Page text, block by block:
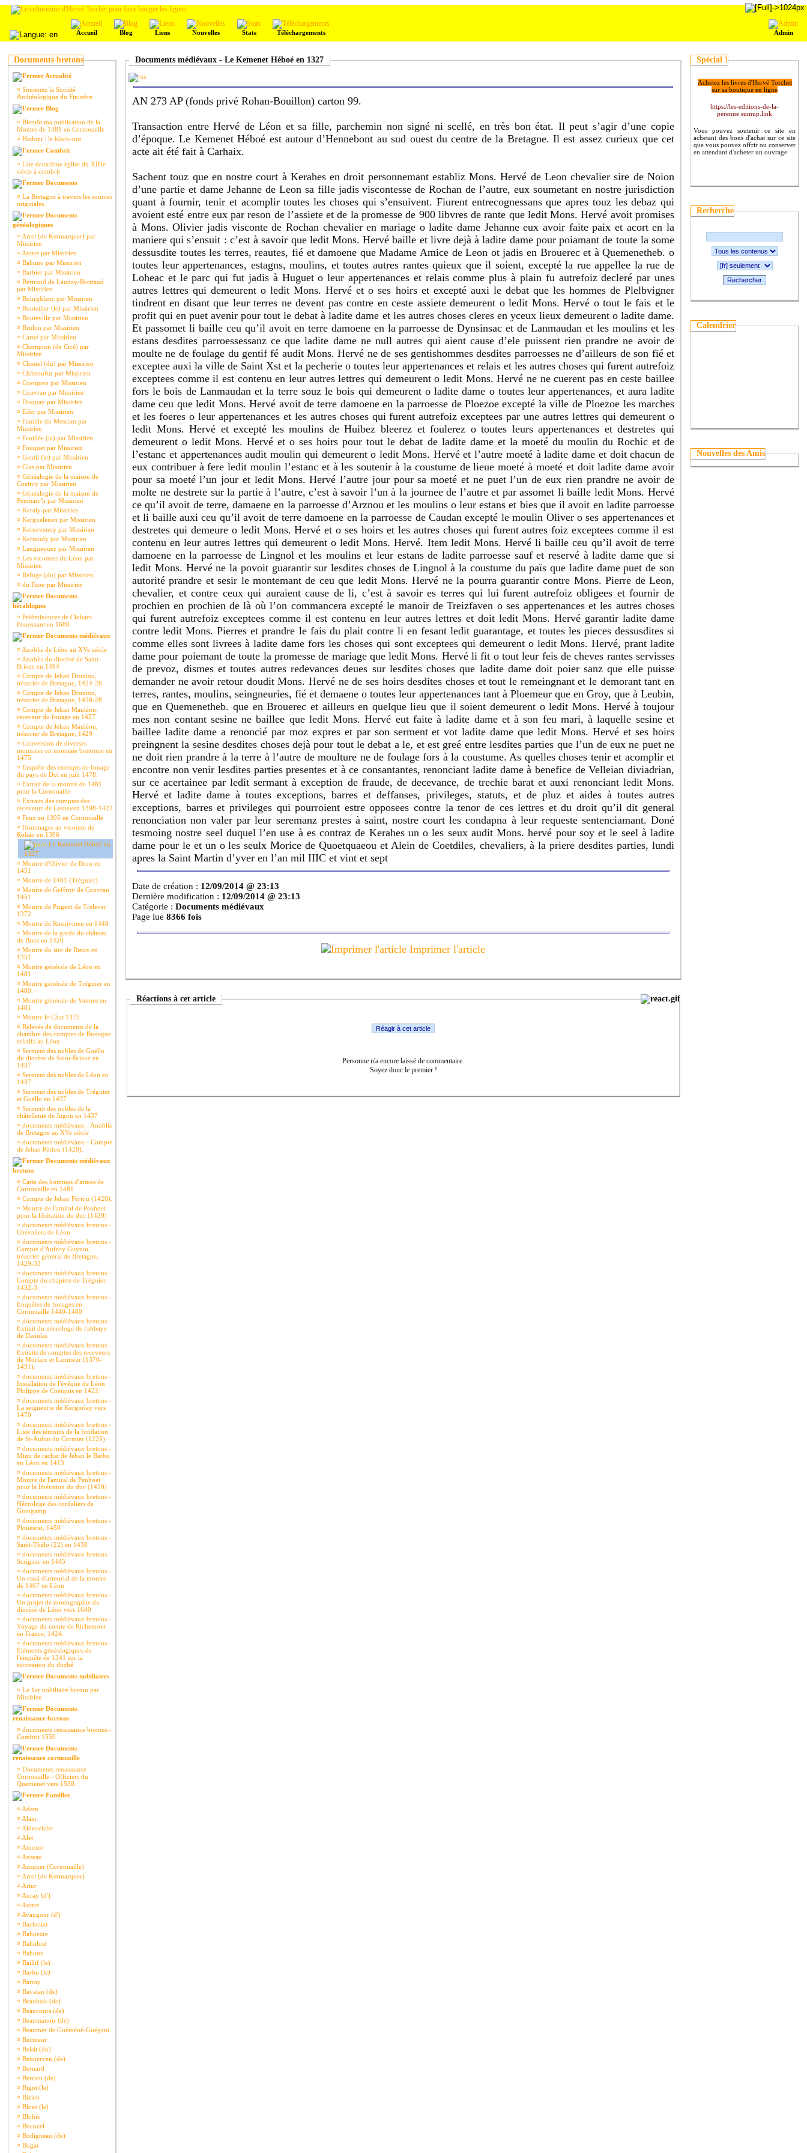
Admin
Accueil Blog Liens Nouvelles Stats Téléchargements
Documents bretons
Actualité
¤ Soutenez la Société
Archéologique du Finistère
Blog
¤ Bientôt ma publication de la
Montre de 1481 en Cornouaille
¤ Hadopi : le black-out
Combrit
¤ Une deuxième église du XIIIe
siècle à combrit
Documents
¤ La Bretagne à travers les sources
originales.
Documents
généalogiques
¤ Arrel (de Kermarquer) par
Missirien
¤ Autret par Missirien
¤ Bahuno par Missirien
¤ Barbier par Missirien
¤ Bertrand de Launay-Bertrand
par Missirien
¤ Bourgblanc par Missirien
¤ Bouteiller (le) par Missirien
¤ Bouteville par Missirien
¤ Brulon par Missirien
¤ Carné par Missirien
¤ Champion (de Cicé) par
Missirien
¤ Chastel (du) par Missirien
¤ Châteaufur par Missirien
¤ Coetquen par Missirien
¤ Couvran par Missirien
¤ Disquay par Missirien
¤ Eder par Missirien
¤ Famille du Mescam par
Missirien
¤ Feuillée (la) par Missirien
¤ Fouquet par Missirien
¤ Gentil (le) par Missirien
¤ Glas par Missirien
¤ Généalogie de la maison de
Coetivy par Missirien
¤ Généalogie de la maison de
Penmarc'h par Missirien
¤ Keraly par Missirien
¤ Kerguelenen par Missirien
¤ Kernevenoy par Missirien
¤ Kersaudy par Missirien
¤ Langueouez par Missirien
¤ Les vicomtes de Léon par
Missirien
¤ Refuge (du) par Missirien
¤ du Faou par Missirien
Documents
héraldiques
¤ Prééminences de Clohars-
Fouesnant en 1680
Documents médiévaux
¤ Anoblis de Léon au XVe siècle
¤ Anoblis du diocèse de Saint-
Brieuc en 1494
¤ Compte de Jehan Droniou,
trésorier de Bretagne, 1424-26
¤ Compte de Jehan Droniou,
trésorier de Bretagne, 1426-28
¤ Compte de Jehan Mauléon,
receveur du fouage en 1427
¤ Compte de Jehan Mauléon,
trésorier de Bretagne, 1429
¤ Conversion de diverses
monnaies en monnaie bretonne en
1475
¤ Enquête des exempts de fouage
du pays de Dol en juin 1478.
¤ Extrait de la montre de 1481
pour la Cornouaille
¤ Extraits des comptes des
receveurs de Lesneven 1398-1422
¤ Feux en 1395 en Cornouaille
¤ Hommages au vicomte de
Rohan en 1396
Le Kemenet Héboé en
1327
¤ Montre d'Olivier de Bron en
1451
¤ Montre de 1481 (Tréguier)
¤ Montre de Geffroy de Couvran
1451
¤ Montre de Prigent de Trelever
1372
¤ Montre de Rosnivinen en 1448
¤ Montre de la garde du château
de Brest en 1420
¤ Montre du sire de Rieux en
1351
¤ Montre générale de Léon en
1481
¤ Montre générale de Tréguier en
1480.
¤ Montre générale de Vannes en
1481
¤ Montre le Chat 1375
¤ Relevés de documents de la
chambre des comptes de Bretagne
relatifs au Léon
¤ Serment des nobles de Goëllo
du diocèse de Saint-Brieuc en
1437
¤ Serment des nobles de Léon en
1437
¤ Serment des nobles de Tréguier
et Goëllo en 1437
¤ Serment des nobles de la
châtellenie de Jugon en 1437
¤ documents médiévaux - Anoblis
de Bretagne au XVe siècle
¤ documents médiévaux - Compte
de Jehan Périou (1420).
Documents médiévaux
bretons
¤ Carte des hommes d'armes de
Cornouaille en 1481
¤ Compte de Jehan Périou (1420).
¤ Montre de l'amiral de Penhoet
pour la libération du duc (1420)
¤ documents médiévaux bretons -
Chevaliers de Léon
¤ documents médiévaux bretons -
Compte d'Aufroy Guynot,
trésorier général de Bretagne,
1429-33
¤ documents médiévaux bretons -
Compte du chapitre de Tréguier
1432-3.
¤ documents médiévaux bretons -
Enquêtes de fouages en
Cornouaille 1440-1480
¤ documents médiévaux bretons -
Extrait du nécrologe de l'abbaye
de Daoulas
¤ documents médiévaux bretons -
Extraits de comptes des receveurs
de Morlaix et Lanmeur (1370-
1431).
¤ documents médiévaux bretons -
Installation de l'évêque de Léon
Philippe de Coetquis en 1422.
¤ documents médiévaux bretons -
La seigneurie de Kergorlay vers
1470
¤ documents médiévaux bretons -
Liste des témoins de la fondation
de St-Aubin du Cormier (1225)
¤ documents médiévaux bretons -
Minu de rachat de Jehan le Barbu
en Léon en 1413
¤ documents médiévaux bretons -
Montre de l'amiral de Penhoet
pour la libération du duc (1420)
¤ documents médiévaux bretons -
Nécrologe des cordeliers de
Guingamp
¤ documents médiévaux bretons -
Plouescat, 1450
¤ documents médiévaux bretons -
Saint-Thélo (22) en 1438
¤ documents médiévaux bretons -
Scrignac en 1445
¤ documents médiévaux bretons -
Un essai d'armorial de la montre
de 1467 en Léon
¤ documents médiévaux bretons -
Un projet de monographie du
diocèse de Léon vers 1640
¤ documents médiévaux bretons -
Voyage du comte de Richemont
en France, 1424.
¤ documents médiévaux bretons -
Éléments généalogiques de
l'enquête de 1341 sur la
succession du duché
Documents nobiliaires
¤ Le 1er nobiliaire breton par
Missirien
Documents
renaissance bretons
¤ documents renaissance bretons -
Combrit 1559
Documents
renaissance cornouaille
¤ Documents renaissance
Cornouaille - Officiers du
Quemenet vers 1530.
Familles
¤ Adam
¤ Alain
¤ Aldroviche
¤ Alet
¤ Amezre
¤ Anseau
¤ Ansquer (Cornouaille)
¤ Arrel (de Kermarquer)
¤ Artur
¤ Auray (d')
¤ Autret
¤ Avaugour (d')
¤ Bachelier
¤ Bahuezre
¤ Bahulost
¤ Bahuno
¤ Baillif (le)
¤ Barbu (le)
¤ Barray
¤ Bavalan (de)
¤ Beaubois (de)
¤ Beaucours (de)
¤ Beaumanoir (de)
¤ Beaumer de Guéméné-Guégant
¤ Becmeur
¤ Beisit (du)
¤ Bennerven (de)
¤ Bernard
¤ Berrien (de)
¤ Bigot (le)
¤ Bizien
¤ Bloas (le)
¤ Blohio
¤ Bocozel
¤ Bodigneau (de)
¤ Bogar
Documents médiévaux - Le Kemenet Héboé en 1327
AN 273 AP (fonds privé Rohan-Bouillon) carton 99.
Transaction entre Hervé de Léon et sa fille, parchemin non signé ni scellé, en très bon état. Il peut s’agir d’une copie
d’époque. Le Kemenet Héboé est autour d’Hennebont au sud ouest du centre de la Bretagne. Il est assez curieux que cet
acte ait été fait à Carhaix.
Sachent touz que en nostre court à Kerahes en droit personnemant establiz Mons. Hervé de Leon chevalier sire de Noion
d’une partie et dame Jehanne de Leon sa fille jadis viscontesse de Rochan de l’autre, eux soumetant en nostre jurisdiction
quant à fournir, tenir et acomplir toutes les choses qui s’ensuivent. Fiurent entrecognessans que apres touz les debaz qui
avoient esté entre eux par reson de l’assiete et de la promesse de 900 libvres de rante que ledit Mons. Hervé avoit promises
à Mons. Olivier jadis visconte de Rochan chevalier en mariage o ladite dame Jehanne eux avoir faite paix et acort en la
maniere qui s’ensuit : c’est à savoir que ledit Mons. Hervé baille et livre dejà à ladite dame pour poiamant de toute la some
dessusdite toutes les terres, reautes, fié et damoene que Madame Amice de Leon ot jadis en Brouerec et à Quemenetheb. o
toutes leur appertenances, estagns, moulins, et toutes autres rantes quieux que il soient, excepté la rue appellee la rue de
Loheac et le parc qui fut jadis à Huguet o leur appertenances et relais comme plus à plain fu autrefoiz decleré par unes
autres lettres qui demeurent o ledit Mons. Hervé et o ses hoirs et excepté auxi le debat que les hommes de Plelbvigner
tindrent en disant que leur terres ne devent pas contre en ceste assiete demeurent o ledit Mons. Hervé o tout le fais et le
profit qui en puet avenir pour tout le debat à ladite dame et les autres choses cleres en yceux lieux demeurent o ladite dame.
Et passomet li baille ceu qu’il avoit en terre damoene en la parroesse de Dynsinsac et de Lanmaudan et les moulins et les
estans desdites parroessessanz ce que ladite dame ne null autres qui aient cause d’ele puissent rien prandre ne avoir de
moulte ne de foulage du gentif fé audit Mons. Hervé ne de ses gentishommes desdites parroesses ne d’ailleurs de son fié et
exceptee auxi la ville de Saint Xst et la pecherie o toutes leur appertenances et relais et les autres choses qui furent autrefoiz
exceptees comme il est contenu en leur autres lettres qui demeurent o ledit Mons. Hervé ne ne cuerent pas en ceste baillee
fors le bois de Lanmaudan et la terre souz le bois qui demeurent o ladite dame o toutes leur appertenances, et aura ladite
dame ceu que ledit Mons. Hervé avoit de terre damoene en la parroesse de Ploezoe excepté la ville de Ploezoe les marches
et les foeres o leur appertenances et les autres choses qui furent autrefoiz exceptees par une autres lettres qui demeurent o
ledit Mons. Hervé et excepté les moulins de Huibez bleerez et foulerez o toutes leurs appertenances et destretes qui
demeurent o ledit Mons. Hervé et o ses hoirs pour tout le debat de ladite dame et la moeté du moulin du Rochic et de
l’estanc et appertenances audit moulin qui demeurent o ledit Mons. Hervé et l’autre moeté à ladite dame et doit chacun de
eux contribuer à fere ledit moulin l’estanc et à les soutenir à la coustume de lieue moeté à moeté et doit ladite dame avoir
pour sa moeté l’un jour et ledit Mons. Hervé l’autre jour pour sa moeté et ne puet l’un de eux rien prandre ne avoir de
molte ne destrete sur la partie à l’autre, c’est à savoir l’un à la journee de l’autre et par assomet li baille ledit Mons. Hervé
ce qu’il avoit de terre, damaene en la parroesse d’Arznou et les moulins o leur estans et bies que il avoit en ladite parroesse
et li baille auxi ceu qu’il avoit de terre damoene en la parroesse de Caudan excepté le moulin Oliver o ses appertenances et
destretes qui demeure o ledit Mons. Hervé et o ses hoirs et les autres choses qui furent autres foiz exceptees comme il est
contenu en leur autres lettres qui demeurent o ledit Mons. Hervé. Item ledit Mons. Hervé li baille ceu qu’il avoit de terre
damoene en la parroesse de Lingnol et les moulins et leur estans de ladite parroesse sauf et reservé à ladite dame que si
ledit Mons. Hervé ne la povoit guarantir sur lesdites choses de Lingnol à la coustume du païs que ladite dame puet de son
autorité prandre et sesir le montemant de ceu que ledit Mons. Hervé ne la pourra guarantir contre Mons. Pierre de Leon,
chevalier, et contre ceux qui auraient cause de li, c’est à savoir es terres qui lui furent autrefoiz obligees et fournir de
prochien en prochien de là où l’on commancera excepté le manoir de Treizfaven o ses appertenances et les autres choses
qui furent autrefoiz exceptees comme il est contenu en leur autres lettres et doit ledit Mons. Hervé garantir ladite dame
contre ledit Mons. Pierres et prandre le fais du plait contre li en fesant ledit guarantage, et toutes les pieces dessusdites si
comme elles sont livrees à ladite dame fors les choses qui sont exceptees qui demeurent o ledit Mons. Hervé, prant ladite
dame pour poiemant de toute la promesse de mariage que ledit Mons. Hervé li fit o tout leur feis de cheves rantes servisses
de prevoz, dismes et toutes autres redevances deues sur lesdites choses que ladite dame doit poier sanz que elle puisse
demander ne avoir retour doudit Mons. Hervé ne de ses hoirs desdites choses et tout le remeingnant et le demorant tant en
terres, rantes, moulins, seingneuries, fié et demaene o toutes leur appertenances tant à Ploemeur que en Groy, que à Leubin,
que en Quemenetheb. que en Brouerec et ailleurs en quelque lieu que il soient demeurent o ledit Mons. Hervé à toujour
mes non contant sesine ne baillee que ledit Mons. Hervé eut faite à ladite dame et à son feu mari, à laquelle sesine et
baillee ladite dame a renoncié par moz expres et par son serment et vot ladite dame que ledit Mons. Hervé et ses hoirs
preingnent la sesine desdites choses dejà pour tout le debat a le, et est greé entre lesdites parties que l’un de eux ne puet ne
ne doit rien prandre à la terre à l’autre de moulture ne de foulage fors à la coustume. As quelles choses tenir et acomplir et
encontre non venir lesdites parties presentes et à ce consantantes, renonciant ladite dame à benefice de Velleian diviadrian,
sur ce acertainee par ledit sermant à exception de fraude, de decevance, de trechie barat et auxi renonciant ledit Mons.
Hervé et ladite dame à toutes exceptions, barres et deffanses, privileges, statuts, et de pluz et aides à toutes autres
exceptions, barres et privileges qui pourroient estre opposees contre la tenor de ces lettres et du droit qu’il dit general
renonciation non valer par leur seremanz prestes à saint, nostre court les condapna à leur requeste sentenciamant. Doné
tesmoing nostre seel duquel l’en use à es contraz de Kerahes un o les seux audit Mons. hervé pour soy et le seel à ladite
dame pour le et un o les seulx Morice de Quoetquaeou et Alein de Coetdiles, chevaliers, à la priere desdites parties, lundi
apres la Saint Martin d’yver en l’an mil IIIC et vint et sept
Date de création : 12/09/2014 @ 23:13
Dernière modification : 12/09/2014 @ 23:13
Catégorie : Documents médiévaux
Page lue 8366 fois
Imprimer l'article
Réactions à cet article
Réagir à cet article
Personne n'a encore laissé de commentaire.
Soyez donc le premier !
Spécial !
Achetez les livres d'Hervé Torchet
sur sa boutique en ligne
https://les-editions-de-la-
perenne.sumup.link
Vous pouvez soutenir ce site en
achetant des bons d'achat sur ce site
que vous pouvez offrir ou conserver
en attendant d'acheter un ouvrage
Recherche
Rechercher
Calendrier
Nouvelles des Amis